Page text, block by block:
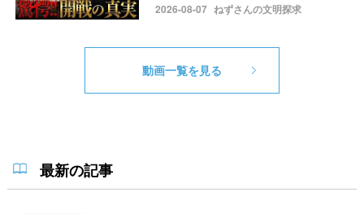
2026-08-07 ねずさんの文明探求
動画一覧を見る
最新の記事